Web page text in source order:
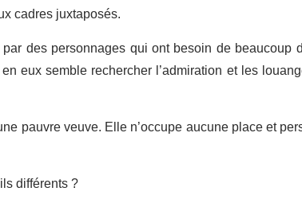
cadres juxtaposés.
des personnages qui ont besoin de beaucoup
eux semble rechercher l’admiration et les
pauvre veuve. Elle n’occupe aucune place et
différents ?